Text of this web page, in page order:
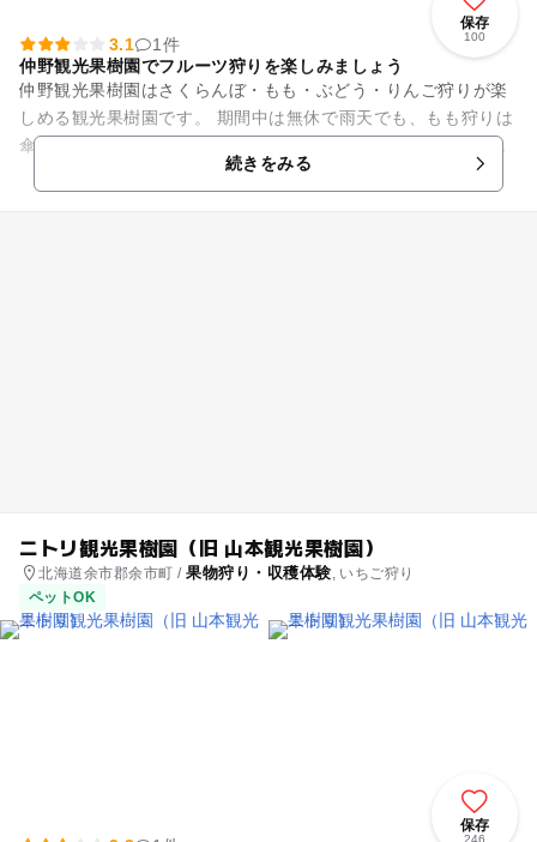
保存
100
3.1
1件
仲野観光果樹園でフルーツ狩りを楽しみましょう
仲野観光果樹園はさくらんぼ・もも・ぶどう・りんご狩りが楽
しめる観光果樹園です。 期間中は無休で雨天でも、もも狩りは
傘の貸し出しがあり、ぶどう狩りはハウス内ですので安心して
果物狩りを楽しむことが...続きをみる
ニトリ観光果樹園（旧 山本観光果樹園）
北海道余市郡余市町 /果物狩り・収穫体験, いちご狩り
ペットOK
保存
246